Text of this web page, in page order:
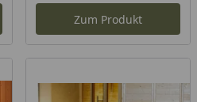
Zum Produkt